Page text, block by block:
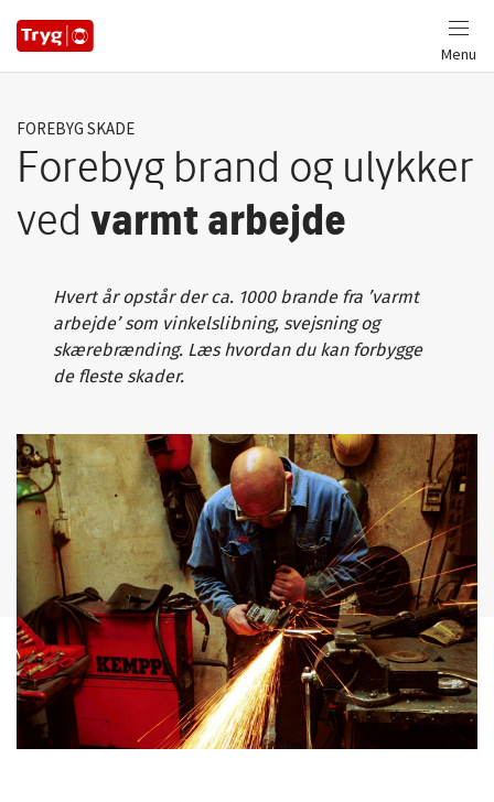
Menu
FOREBYG SKADE
Forebyg brand og ulykker
ved varmt arbejde
Hvert år opstår der ca. 1000 brande fra ’varmt
arbejde’ som vinkelslibning, svejsning og
skærebrænding. Læs hvordan du kan forbygge
de fleste skader.